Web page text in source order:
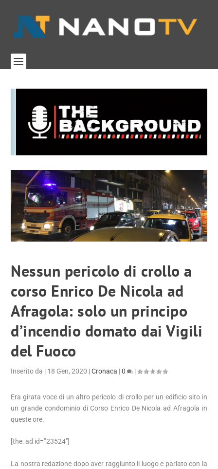
Nessun pericolo di crollo a
corso Enrico De Nicola ad
Afragola: solo un principo
d’incendio domato dai Vigili
del Fuoco
Inserito da | 18 Gen, 2020 |Cronaca |0 |
Era girata voce di un altro pericolo di crollo per un edificio sito in
un grande condominio di Corso Enrico De Nicola ad Afragola in
queste ore.
[the_ad id=”23524″]
La nostra redazione dopo aver raggiunto il luogo e parlato con la